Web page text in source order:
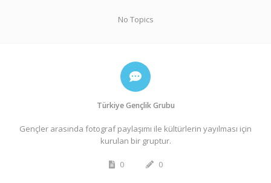
No Topics
Türkiye Gençlik Grubu
Gençler arasında fotograf paylaşımı ile kültürlerin yayılması için
kurulan bir gruptur.
0 0